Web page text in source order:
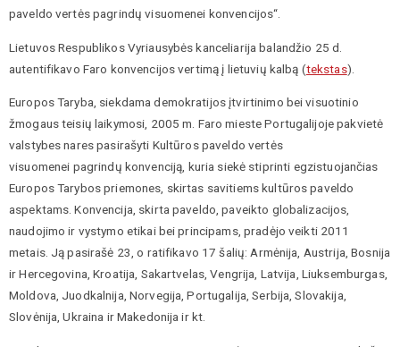
paveldo vertės pagrindų visuomenei konvencijos“.
Lietuvos Respublikos Vyriausybės kanceliarija balandžio 25 d.
autentifikavo Faro konvencijos vertimą į lietuvių kalbą (tekstas).
Europos Taryba, siekdama demokratijos įtvirtinimo bei visuotinio
žmogaus teisių laikymosi, 2005 m. Faro mieste Portugalijoje pakvietė
valstybes nares pasirašyti Kultūros paveldo vertės
visuomenei pagrindų konvenciją, kuria siekė stiprinti egzistuojančias
Europos Tarybos priemones, skirtas savitiems kultūros paveldo
aspektams. Konvencija, skirta paveldo, paveikto globalizacijos,
naudojimo ir vystymo etikai bei principams, pradėjo veikti 2011
metais. Ją pasirašė 23, o ratifikavo 17 šalių: Armėnija, Austrija, Bosnija
ir Hercegovina, Kroatija, Sakartvelas, Vengrija, Latvija, Liuksemburgas,
Moldova, Juodkalnija, Norvegija, Portugalija, Serbija, Slovakija,
Slovėnija, Ukraina ir Makedonija ir kt.